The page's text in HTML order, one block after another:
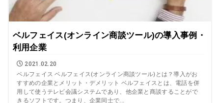
ベルフェイス(オンライン商談ツール)の導入事例・
利用企業
2021.02.20
ベルフェイス ベルフェイス(オンライン商談ツール)とは？導入がお
すすめの企業とメリット・デメリット ベルフェイスとは、電話を併
用して使うテレビ会議システムであり、他企業と商談することがで
きるソフトです。つまり、企業同士で...